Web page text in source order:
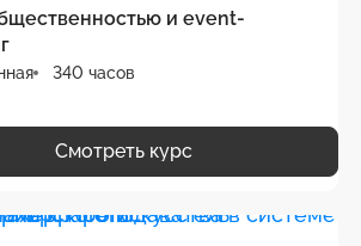
и event-
340 часов
Смотреть курс